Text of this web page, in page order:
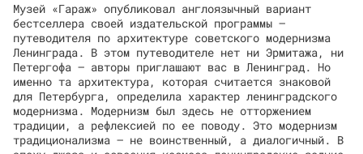
Музей «Гараж» опубликовал англоязычный вариант
бестселлера своей издательской программы —
путеводителя по архитектуре советского модернизма
Ленинграда. В этом путеводителе нет ни Эрмитажа, ни
Петергофа — авторы приглашают вас в Ленинград. Но
именно та архитектура, которая считается знаковой
для Петербурга, определила характер ленинградского
модернизма. Модернизм был здесь не отторжением
традиции, а рефлексией по ее поводу. Это модернизм
традиционализма — не воинственный, а диалогичный. В